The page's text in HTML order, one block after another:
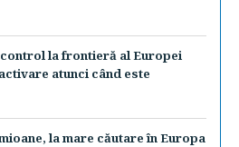
la frontieră al Europei
atunci când este
la mare căutare în Europa